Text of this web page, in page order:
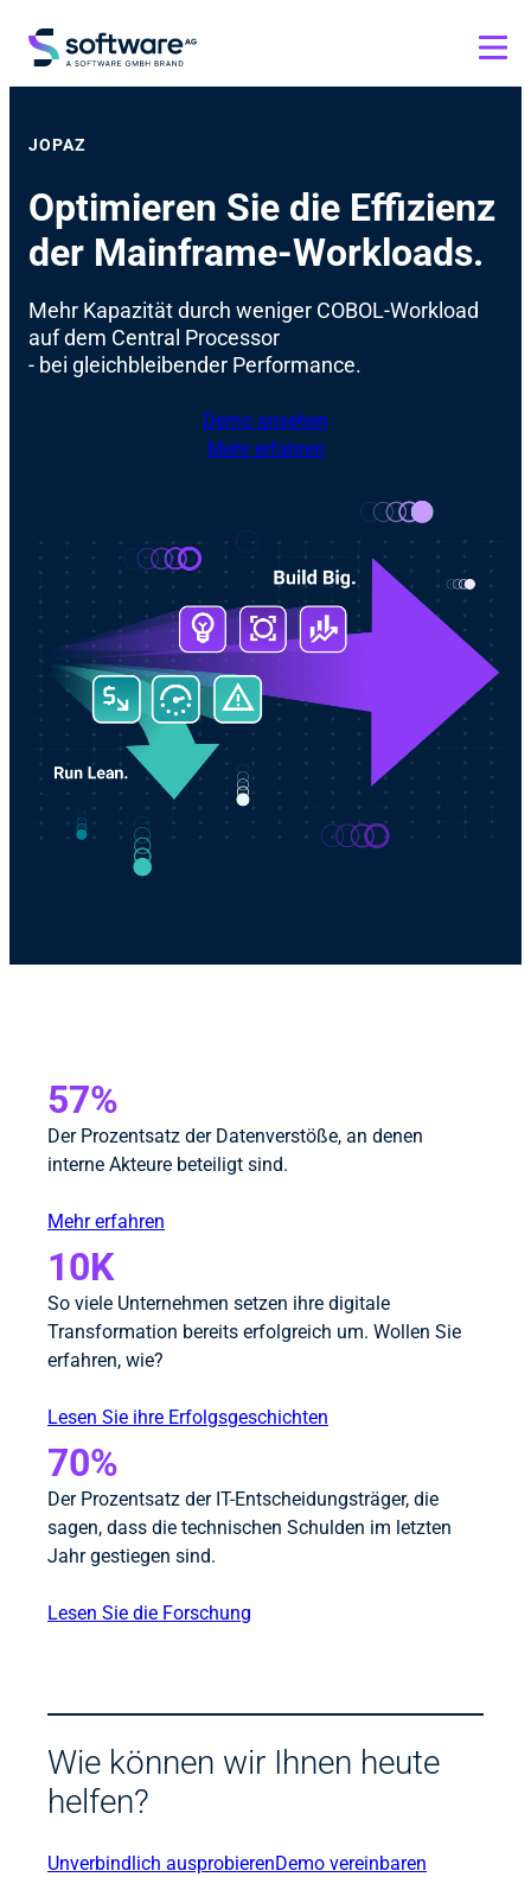
JOPAZ
Optimieren Sie die Effizienz
der Mainframe-Workloads.
Mehr Kapazität durch weniger COBOL-Workload
auf dem Central Processor
- bei gleichbleibender Performance.
Demo ansehen
Mehr erfahren
57%
Der Prozentsatz der Datenverstöße, an denen
interne Akteure beteiligt sind.
Mehr erfahren
10K
So viele Unternehmen setzen ihre digitale
Transformation bereits erfolgreich um. Wollen Sie
erfahren, wie?
Lesen Sie ihre Erfolgsgeschichten
70%
Der Prozentsatz der IT-Entscheidungsträger, die
sagen, dass die technischen Schulden im letzten
Jahr gestiegen sind.
Lesen Sie die Forschung
Wie können wir Ihnen heute
helfen?
Unverbindlich ausprobierenDemo vereinbaren